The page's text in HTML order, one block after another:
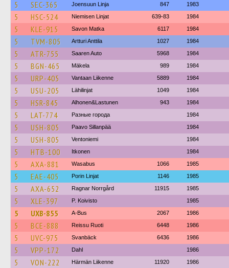
5 SEC-365 Joensuun Linja 847 1983
5 HSC-524 Niemisen Linjat 639-83 1984
5 KLE-915 Savon Matka 6117 1984
5 TVM-805 Artturi Anttila 1027 1984
5 ATR-755 Saaren Auto 5968 1984
5 BGN-465 Mäkela 989 1984
5 URP-405 Vantaan Liikenne 5889 1984
5 USU-205 Lähilinjat 1049 1984
5 HSR-845 Alhonen&Lastunen 943 1984
5 LAT-774 Разные города 1984
5 USH-805 Paavo Sillanpää 1984
5 USH-805 Ventoniemi 1984
5 HTB-100 Itkonen 1984
5 AXA-881 Wasabus 1066 1985
5 EAE-405 Porin Linjat 1146 1985
5 AXA-652 Ragnar Norrgård 11915 1985
5 XLE-397 P. Koivisto 1985
5 UXB-855 A-Bus 2067 1986
5 BCE-888 Reissu Ruoti 6448 1986
5 UVC-975 Svanbäck 6436 1986
5 VPP-172 Dahl 1986
5 VON-222 Härmän Liikenne 11920 1986